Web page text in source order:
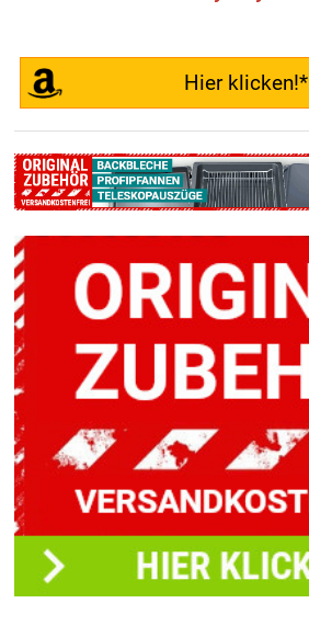
Hier klicken!*